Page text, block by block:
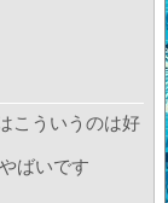
こういうのは好
ばいです